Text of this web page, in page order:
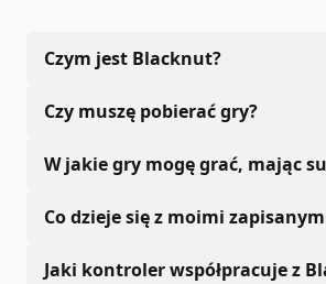
Czym jest Blacknut?
Czy muszę pobierać gry?
W jakie gry mogę grać, mając
Co dzieje się z moimi
Jaki kontroler współpracuje z